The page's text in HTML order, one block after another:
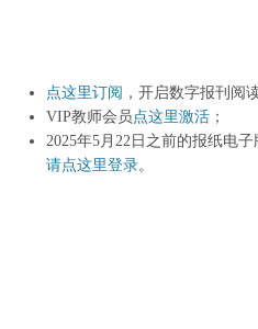
点这里订阅 ，开启数字报刊阅
VIP教师会员点这里激活 ；
2025年5月22日之前的报纸电
请点这里登录。